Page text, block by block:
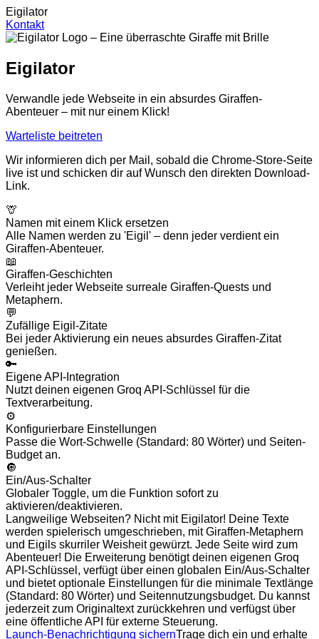
Eigilator
Kontakt
Eigilator
Verwandle jede Webseite in ein absurdes Giraffen-
Abenteuer – mit nur einem Klick!
Warteliste beitreten
Wir informieren dich per Mail, sobald die Chrome-Store-Seite
live ist und schicken dir auf Wunsch den direkten Download-
Link.
🦒
Namen mit einem Klick ersetzen
Alle Namen werden zu 'Eigil' – denn jeder verdient ein
Giraffen-Abenteuer.
📖
Giraffen-Geschichten
Verleiht jeder Webseite surreale Giraffen-Quests und
Metaphern.
💬
Zufällige Eigil-Zitate
Bei jeder Aktivierung ein neues absurdes Giraffen-Zitat
genießen.
🔑
Eigene API-Integration
Nutzt deinen eigenen Groq API-Schlüssel für die
Textverarbeitung.
⚙️
Konfigurierbare Einstellungen
Passe die Wort-Schwelle (Standard: 80 Wörter) und Seiten-
Budget an.
🔘
Ein/Aus-Schalter
Globaler Toggle, um die Funktion sofort zu
aktivieren/deaktivieren.
Langweilige Webseiten? Nicht mit Eigilator! Deine Texte
werden spielerisch umgeschrieben, mit Giraffen-Metaphern
und Eigils skurriler Weisheit gewürzt. Jede Seite wird zum
Abenteuer! Die Erweiterung benötigt deinen eigenen Groq
API-Schlüssel, verfügt über einen globalen Ein/Aus-Schalter
und bietet optionale Einstellungen für die minimale Textlänge
(Standard: 80 Wörter) und Seitennutzungsbudget. Du kannst
jederzeit zum Originaltext zurückkehren und verfügst über
eine öffentliche API für externe Steuerung.
Launch-Benachrichtigung sichernTrage dich ein und erhalte